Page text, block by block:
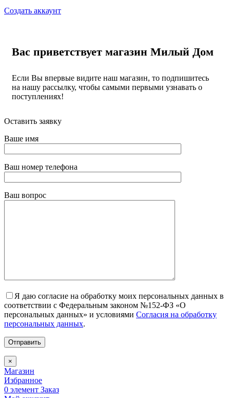
Создать аккаунт
Вас приветствует магазин Милый Дом
Если Вы впервые видите наш магазин, то подпишитесь
на нашу рассылку, чтобы самыми первыми узнавать о
поступлениях!
Оставить заявку
Ваше имя
Ваш номер телефона
Ваш вопрос
Я даю согласие на обработку моих персональных данных в
соответствии с Федеральным законом №152-ФЗ «О
персональных данных» и условиями Согласия на обработку
персональных данных.
×
Магазин
Избранное
0 элемент Заказ